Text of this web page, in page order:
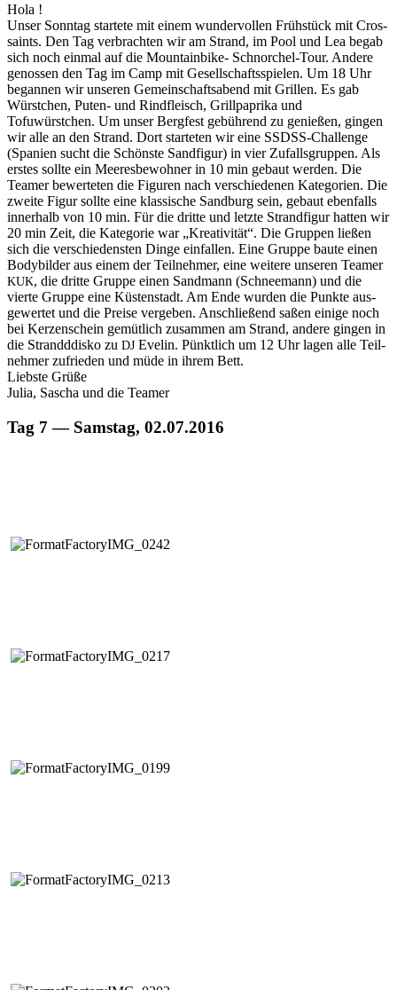
Hola !
Unser Son­ntag startete mit einem wun­der­vollen Früh­stück mit Cros­
saints. Den Tag ver­bracht­en wir am Strand, im Pool und Lea begab
sich noch ein­mal auf die Moun­tain­bike- Schnorchel-Tour. Andere
genossen den Tag im Camp mit Gesellschaftsspie­len. Um 18 Uhr
began­nen wir unseren Gemein­schaftsabend mit Grillen. Es gab
Würstchen, Puten- und Rind­fleisch, Grill­pa­pri­ka und
Tofuwürstchen. Um unser Bergfest gebührend zu genießen, gin­gen
wir alle an den Strand. Dort starteten wir eine SSDSS-Chal­lenge
(Spanien sucht die Schön­ste Sand­fig­ur) in vier Zufalls­grup­pen. Als
erstes sollte ein Meeres­be­wohn­er in 10 min gebaut wer­den. Die
Team­er bew­erteten die Fig­uren nach ver­schiede­nen Kat­e­gorien. Die
zweite Fig­ur sollte eine klas­sis­che Sand­burg sein, gebaut eben­falls
inner­halb von 10 min. Für die dritte und let­zte Strand­fig­ur hat­ten wir
20 min Zeit, die Kat­e­gorie war „Kreativ­ität“. Die Grup­pen ließen
sich die ver­schieden­sten Dinge ein­fall­en. Eine Gruppe baute einen
Body­bilder aus einem der Teil­nehmer, eine weit­ere unseren Team­er
KUK, die dritte Gruppe einen Sand­mann (Schnee­mann) und die
vierte Gruppe eine Küsten­stadt. Am Ende wur­den die Punk­te aus­
gew­ertet und die Preise vergeben. Anschließend saßen einige noch
bei Kerzen­schein gemütlich zusam­men am Strand, andere gin­gen in
die Strand­ddisko zu DJ Evelin. Pünk­tlich um 12 Uhr lagen alle Teil­
nehmer zufrieden und müde in ihrem Bett.
Lieb­ste Grüße
Julia, Sascha und die Teamer
Tag 7 — Samstag, 02.07.2016